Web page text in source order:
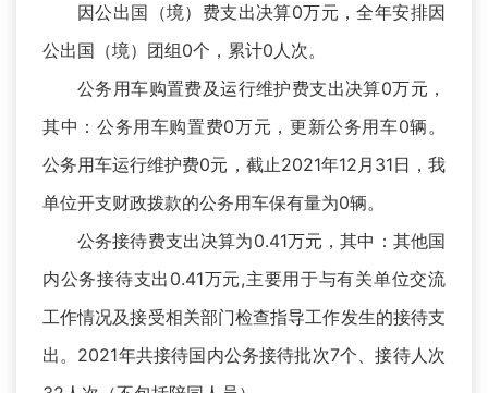
因公出国（境）费支出决算0万元，全年安排因
公出国（境）团组0个，累计0人次。
公务用车购置费及运行维护费支出决算0万元，
其中：公务用车购置费0万元，更新公务用车0辆。
公务用车运行维护费0元，截止2021年12月31日，我
单位开支财政拨款的公务用车保有量为0辆。
公务接待费支出决算为0.41万元，其中：其他国
内公务接待支出0.41万元,主要用于与有关单位交流
工作情况及接受相关部门检查指导工作发生的接待支
出。2021年共接待国内公务接待批次7个、接待人次